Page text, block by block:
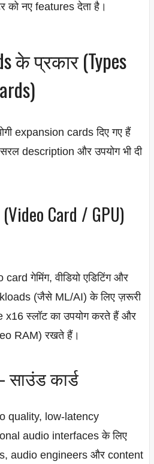
को नए features देता है।
के प्रकार (Types
expansion cards दिए गए हैं
description और उपयोग भी दी
Card / GPU)
गेमिंग, वीडियो एडिटिंग और
(जैसे ML/AI) के लिए ज़रूरी
स्लॉट का उपयोग करते हैं और
RAM) रखते हैं।
साउंड कार्ड
quality, low-latency
audio interfaces के लिए
audio engineers और content